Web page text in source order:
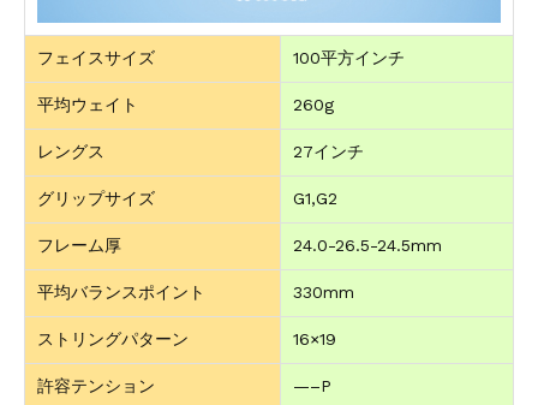
フェイスサイズ 100平方インチ
平均ウェイト 260g
レングス 27インチ
グリップサイズ G1,G2
フレーム厚 24.0-26.5-24.5mm
平均バランスポイント 330mm
ストリングパターン 16×19
許容テンション —–P